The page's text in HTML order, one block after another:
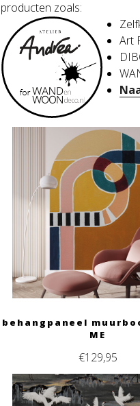
producten zoals:
Art
behangpaneel
ME
€129,95